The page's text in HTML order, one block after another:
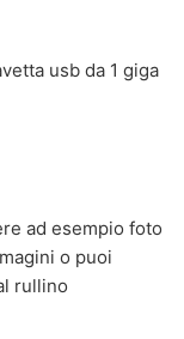
usb da 1 giga
ad esempio foto
o puoi
rullino